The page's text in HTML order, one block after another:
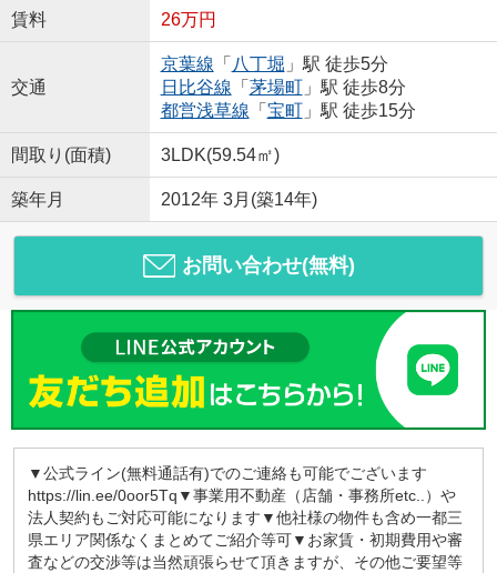
賃料 26万円
交通
京葉線 「 八丁堀 」駅 徒歩5分
日比谷線 「 茅場町」駅 徒歩8分
都営浅草線 「 宝町」駅 徒歩15分
間取り(面積) 3LDK(59.54㎡)
築年月 2012年 3月(築14年)
お問い合わせ(無料)
▼公式ライン(無料通話有)でのご連絡も可能でございます
https://lin.ee/0oor5Tq▼事業用不動産（店舗・事務所etc..）や
法人契約もご対応可能になります▼他社様の物件も含め一都三
県エリア関係なくまとめてご紹介等可▼お家賃・初期費用や審
査などの交渉等は当然頑張らせて頂きますが、その他ご要望等